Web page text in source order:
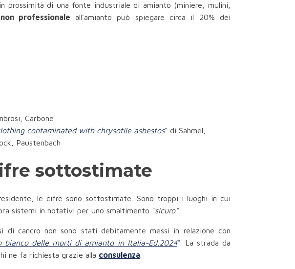
prossimità di una fonte industriale di amianto (miniere, mulini,
professionale all'amianto può spiegare circa il 20% dei
Carbone
contaminated with chrysotile asbestos" di Sahmel,
Paustenbach
sottostimate
le cifre sono sottostimate. Sono troppi i luoghi in cui
sistemi in notativi per uno smaltimento “sicuro”.
cancro non sono stati debitamente messi in relazione con
bianco delle morti di amianto in Italia-Ed.2024". La strada da
ne fa richiesta grazie alla consulenza